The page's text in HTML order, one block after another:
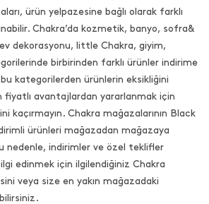
ürün yelpazesine bağlı olarak farklı
Chakra’da kozmetik, banyo, sofra&
dekorasyonu, little Chakra, giyim,
birbirinden farklı ürünler indirime
kategorilerden ürünlerin eksikliğini
fiyatlı avantajlardan yararlanmak için
kaçırmayın. Chakra mağazalarının Black
ürünleri mağazadan mağazaya
nedenle, indirimler ve özel teklifler
edinmek için ilgilendiğiniz Chakra
veya size en yakın mağazadaki